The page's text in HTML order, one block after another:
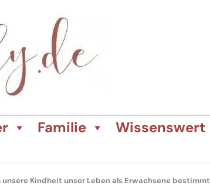
Familie
Wissenswert
Kindheit unser Leben als Erwachsene bestimmt